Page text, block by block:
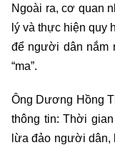
Ngoài ra, cơ quan
lý và thực hiện quy
để người dân nắm
“ma”.
Ông Dương Hồng
thông tin: Thời
lừa đảo người dân,